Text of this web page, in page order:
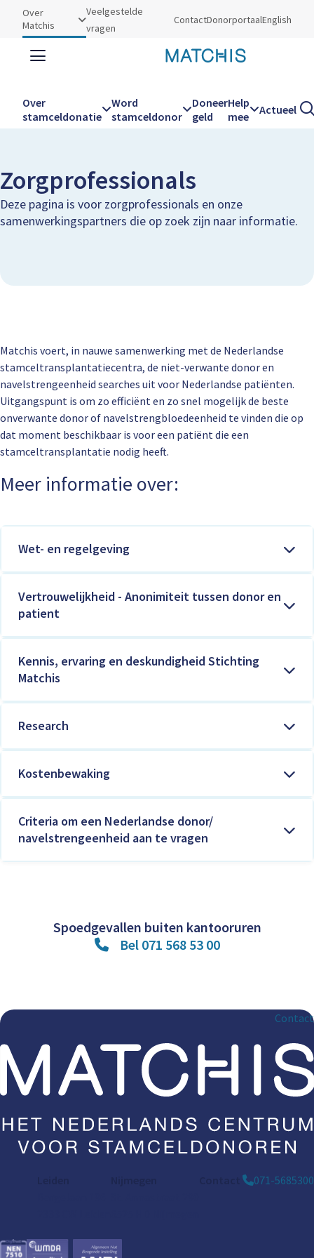
Utilities
Over
Matchis
Veelgestelde
vragen
ContactDonorportaalEnglish
Over
stamceldonatie
Word
stamceldonor
Doneer
geld
Help
mee
Actueel
Kruimelpad
Home Over Matchis Zorgprofessionals
Zorgprofessionals
Deze pagina is voor zorgprofessionals en onze
samenwerkingspartners die op zoek zijn naar informatie.
Matchis voert, in nauwe samenwerking met de Nederlandse
stamceltransplantatiecentra, de niet-verwante donor en
navelstrengeenheid searches uit voor Nederlandse patiënten.
Uitgangspunt is om zo efficiënt en zo snel mogelijk de beste
onverwante donor of navelstrengbloedeenheid te vinden die op
dat moment beschikbaar is voor een patiënt die een
stamceltransplantatie nodig heeft.
Meer informatie over:
Wet- en regelgeving
Vertrouwelijkheid - Anonimiteit tussen donor en
patient
Kennis, ervaring en deskundigheid Stichting
Matchis
Research
Kostenbewaking
Criteria om een Nederlandse donor/
navelstrengeenheid aan te vragen
Spoedgevallen buiten kantooruren
Bel 071 568 53 00
Contact
071-5685300